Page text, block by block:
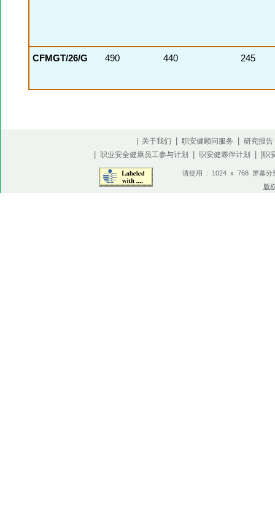
CFMGT/26/G 490 440 245
| 关于我们 职安健顾问服务 研究报告
职业安全健康员工参与计划 职安健夥伴计划 职
请使用 : 1024 x 768 屏幕分
版